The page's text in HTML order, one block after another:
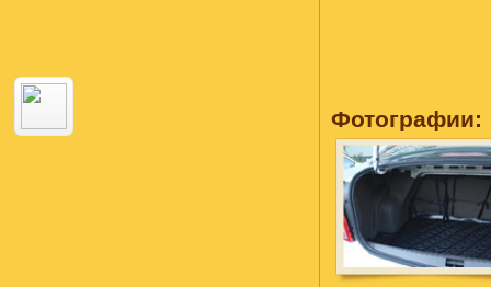
Фотографии: